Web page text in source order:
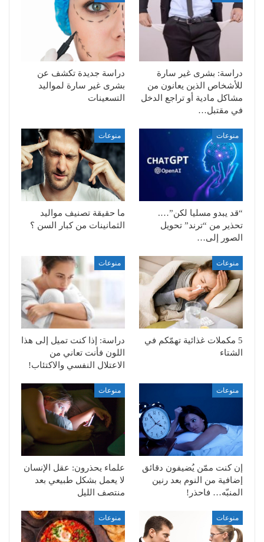
دراسة: بشرى غير سارة
للأشخاص الذين يعانون من
مشاكل مادية أو تراجع الدخل
في مقتبل…
دراسة جديدة تكشف عن
بشرى غير سارة لمواليد
التسعينات
منوعات
“قد يبدو مسليا لكن”….
تحذير من “ترند” تحويل
الصور إلى…
منوعات
ما حقيقة تصنيف مواليد
الثمانينات من كبار السن ؟
منوعات
5 مكملات غذائية تهمّكم في
الشتاء
منوعات
دراسة: إذا كنت تميل إلى هذا
اللون فأنت تعاني من
الاعتلال النفسي والاكتئاب!
منوعات
إن كنت ممّن يُضيفون دقائق
إضافية من النوم بعد رنين
المنبّه… فاحذر!
منوعات
علماء يحذرون: عقل الإنسان
لا يعمل بشكل طبيعي بعد
منتصف الليل
منوعات منوعات